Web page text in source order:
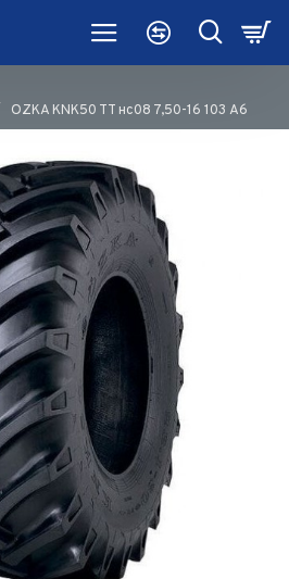
OZKA KNK50 TT нс08 7,50-16 103 A6